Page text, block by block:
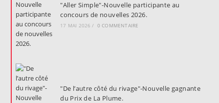
"Aller Simple"-Nouvelle participante au
concours de nouvelles 2026.
17 MAI 2026 / 0 COMMENTAIRE
"De l’autre côté du rivage"-Nouvelle gagnante
du Prix de La Plume.